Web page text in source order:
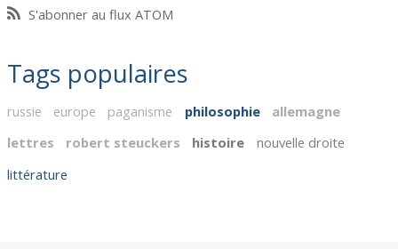
S'abonner au flux ATOM
Tags populaires
russie europe paganisme philosophie
allemagne
lettres
robert steuckers histoire
nouvelle droite
littérature